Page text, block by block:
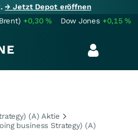
→ Jetzt Depot eröffnen
+0,30% Dow Jones +0,15%
(A) Aktie
business Strategy) (A)